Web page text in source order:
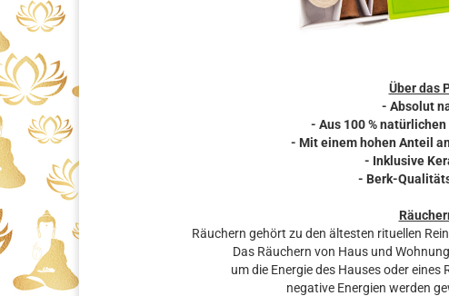
Über das
- Absolut
- Aus 100 %
- Mit einem hohen Anteil
- Inklusive
- Berk-
Räuchern gehört zu den ältesten rituellen
Das Räuchern von Haus und
um die Energie des Hauses oder eines
negative Energien werden